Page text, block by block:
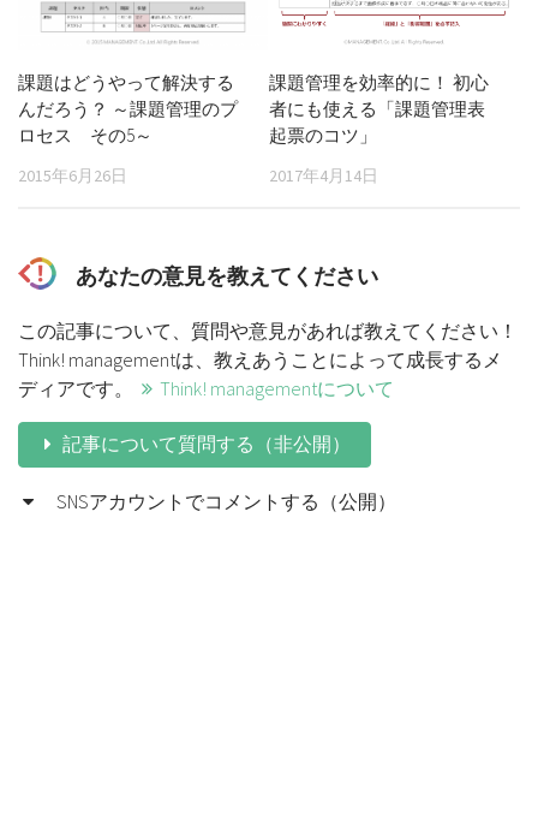
課題はどうやって解決する
んだろう？ ～課題管理のプ
ロセス その5～
2015年6月26日
課題管理を効率的に！ 初心
者にも使える「課題管理表
起票のコツ」
2017年4月14日
あなたの意見を教えてください
この記事について、質問や意見があれば教えてください！
Think! managementは、教えあうことによって成長するメ
ディアです。
Think! managementについて
記事について質問する（非公開）
SNSアカウントでコメントする（公開）